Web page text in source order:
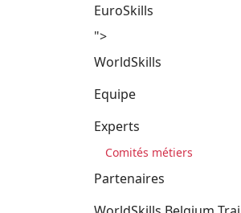
EuroSkills
">
WorldSkills
Equipe
Experts
Comités métiers
Partenaires